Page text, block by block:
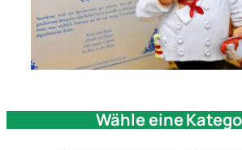
Wähle eine